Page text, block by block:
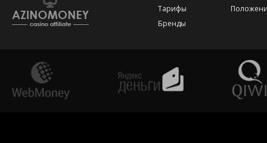
Тарифы
Бренды